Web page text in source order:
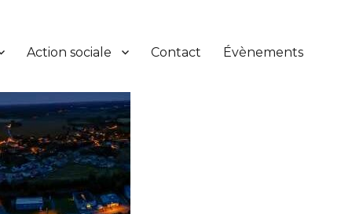
Action sociale Contact Évènements